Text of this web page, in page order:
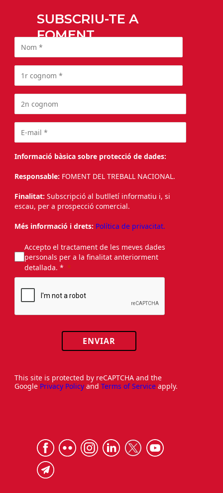
SUBSCRIU-TE A
FOMENT
Informació bàsica sobre protecció de dades:
Responsable: FOMENT DEL TREBALL NACIONAL.
Finalitat: Subscripció al butlletí informatiu i, si
escau, per a prospecció comercial.
Més informació i drets: Política de privacitat.
Accepto el tractament de les meves dades
personals per a la finalitat anteriorment
detallada. *
ENVIAR
This site is protected by reCAPTCHA and the
Google Privacy Policy and Terms of Service apply.